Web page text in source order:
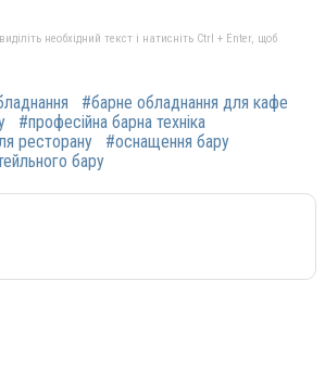
необхідний текст і натисніть Ctrl + Enter, щоб
#барне обладнання для кафе
#професійна барна техніка
ресторану
#оснащення бару
бару